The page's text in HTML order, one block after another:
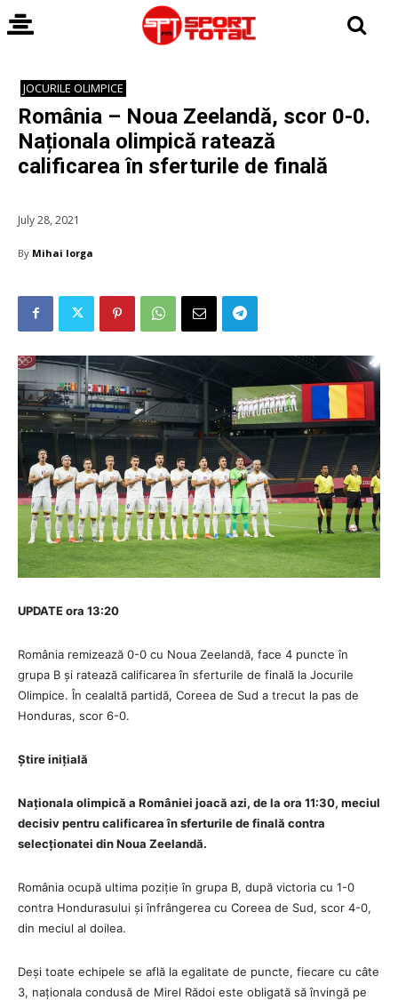
JOCURILE OLIMPICE
România – Noua Zeelandă, scor 0-0.
Naționala olimpică ratează
calificarea în sferturile de finală
July 28, 2021
By Mihai Iorga
UPDATE ora 13:20
România remizează 0-0 cu Noua Zeelandă, face 4 puncte în
grupa B și ratează calificarea în sferturile de finală la Jocurile
Olimpice. În cealaltă partidă, Coreea de Sud a trecut la pas de
Honduras, scor 6-0.
Știre inițială
Naționala olimpică a României joacă azi, de la ora 11:30, meciul
decisiv pentru calificarea în sferturile de finală contra
selecționatei din Noua Zeelandă.
România ocupă ultima poziție în grupa B, după victoria cu 1-0
contra Hondurasului și înfrângerea cu Coreea de Sud, scor 4-0,
din meciul al doilea.
Deși toate echipele se află la egalitate de puncte, fiecare cu câte
3, naționala condusă de Mirel Rădoi este obligată să învingă pe